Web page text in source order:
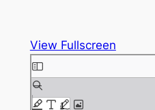
View Fullscreen
Saltar
al
contenido